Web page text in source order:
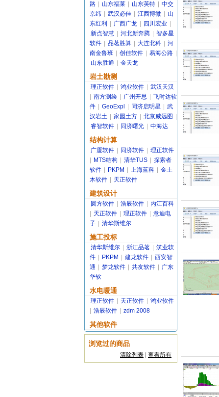
路
山东福莱 山东英特
中交
京纬
武汉必佳 江西博微
山
东红利
广西广龙 四川宏业
新点智慧
河北新奔腾
智多星
软件
品茗胜算 大连北科
河
南金鲁班
创佳软件 易海公路
山东胜通
金天龙
岩土勘测
理正软件 鸿业软件
武汉天汉
南方测绘 广州开思
飞时达软
件
GeoExpl 同济启明星
武
汉岩土
家园土方 北京威远图
睿智软件
同济曙光 中海达
结构计算
广厦软件 同济软件
理正软件
MTS结构 清华TUS
探索者
软件
PKPM 上海蓝科
金土
木软件
天正软件
建筑设计
圆方软件 浩辰软件
内江百科
天正软件 理正软件
意迪电
子
清华斯维尔
施工投标
清华斯维尔 浙江品茗
筑业软
件
PKPM 建龙软件
西安智
通
梦龙软件 共友软件
广东
华软
水电暖通
理正软件 天正软件
鸿业软件
浩辰软件 zdm 2008
其他软件
浏览过的商品
清除列表 查看所有